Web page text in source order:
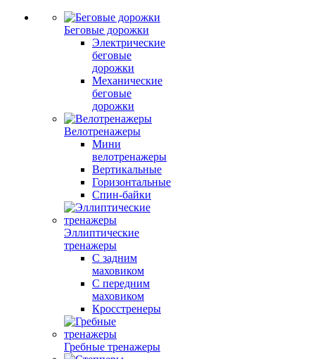
Беговые дорожки
Электрические
беговые
дорожки
Механические
беговые
дорожки
Велотренажеры
Мини
велотренажеры
Вертикальные
Горизонтальные
Спин-байки
Эллиптические
тренажеры
С задним
маховиком
С передним
маховиком
Кросстренеры
Гребные тренажеры